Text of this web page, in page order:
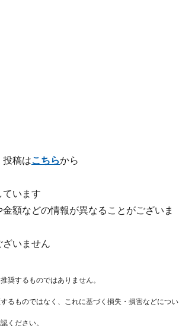
投稿はこちらから
います
額などの情報が異なることがございま
いません
奨するものではありません。
るものではなく、これに基づく損失・損害などについ
ください。